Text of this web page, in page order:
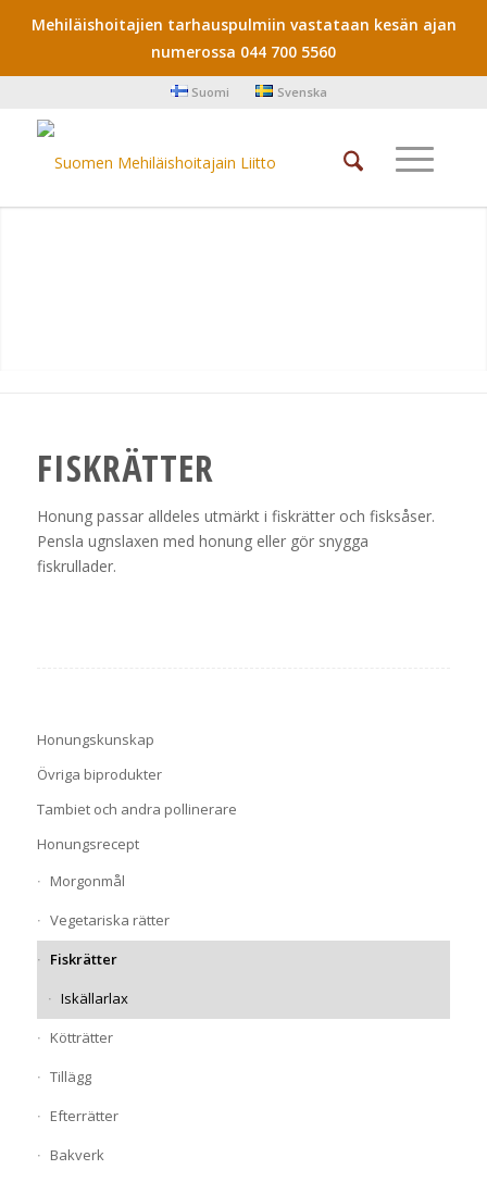
Mehiläishoitajien tarhauspulmiin vastataan kesän ajan
numerossa 044 700 5560
Suomi Svenska
FISKRÄTTER
Honung passar alldeles utmärkt i fiskrätter och fisksåser.
Pensla ugnslaxen med honung eller gör snygga
fiskrullader.
Honungskunskap
Övriga biprodukter
Tambiet och andra pollinerare
Honungsrecept
Morgonmål
Vegetariska rätter
Fiskrätter
Iskällarlax
Kötträtter
Tillägg
Efterrätter
Bakverk